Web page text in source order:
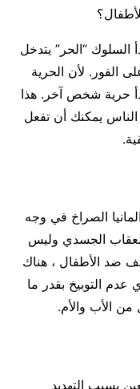
“الحر” يتدخل
الفور. لأن الحرية
حرية شخص آخر. هذا
الناس يمكنك أن تفعل
الصراخ في وجه
الجسدي وليس
ضد الأطفال ، هناك
التوبيخ بقدر ما
الأب والأم.
بسبب التهديد